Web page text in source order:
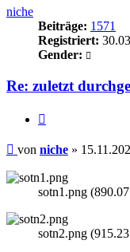
niche
Beiträge: 1571
Registriert:
Gender:
Re: zuletzt
Beitrag
von niche »
sotn1.png
sotn2.png